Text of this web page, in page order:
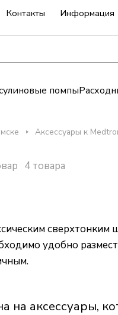
Контакты Информация
помпы
Аксессуары к
4 товара
удобно
аксессуары,